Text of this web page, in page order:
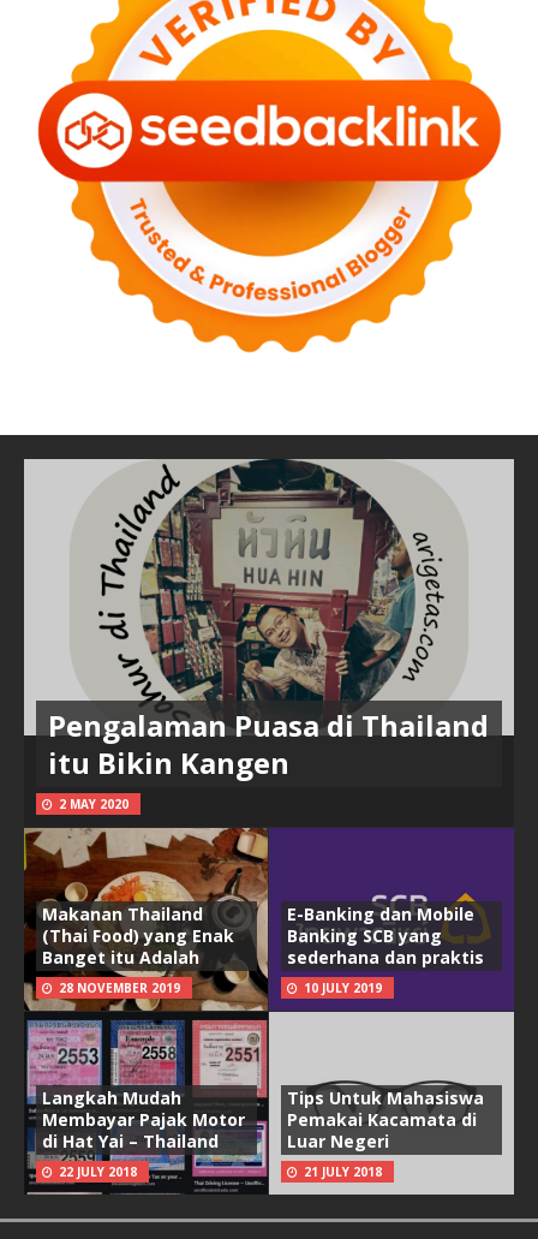
Pengalaman Puasa di Thailand
itu Bikin Kangen
2 MAY 2020
Makanan Thailand
(Thai Food) yang Enak
Banget itu Adalah
28 NOVEMBER 2019
E-Banking dan Mobile
Banking SCB yang
sederhana dan praktis
10 JULY 2019
Langkah Mudah
Membayar Pajak Motor
di Hat Yai – Thailand
22 JULY 2018
Tips Untuk Mahasiswa
Pemakai Kacamata di
Luar Negeri
21 JULY 2018